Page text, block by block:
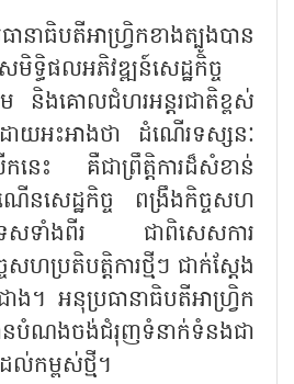
ាធិបតីអាហ្រ្វិកខាងត្បូងបាន
មិទ្ធិផលអភិវឌ្ឍន៍សេដ្ឋកិច្ច
និងគោលជំហរអន្តរជាតិខ្ពស់
ោយអះអាងថា ដំណើរទស្សនៈ
នេះ គឺជាព្រឹត្តិការដ៏សំខាន់
នសេដ្ឋកិច្ច ពង្រឹងកិច្ចសហ
រទេសទាំងពីរ ជាពិសេសការ
សហប្រតិបត្តិការថ្មីៗ ជាក់ស្តែង
ាង។ អនុប្រធានាធិបតីអាហ្រ្វិក
ងចង់ជំរុញទំនាក់ទំនងជា
កម្ពស់ថ្មី។